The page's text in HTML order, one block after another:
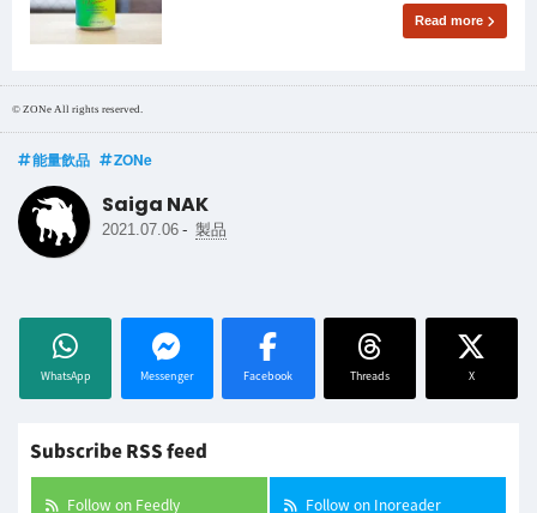
Read more
© ZONe All rights reserved.
能量飲品 ZONe
Saiga NAK
2021.07.06 - 製品
WhatsApp Messenger Facebook Threads X
Subscribe RSS feed
Follow on Feedly Follow on Inoreader